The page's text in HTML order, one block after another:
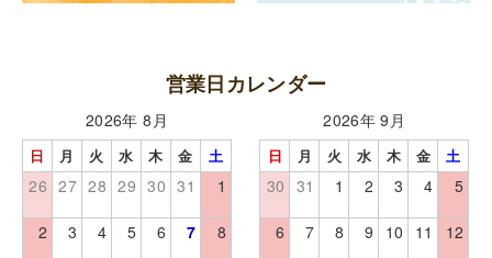
営業日カレンダー
2026年 8月
日 月 火 水 木 金 土
26 27 28 29 30 31 1
2 3 4 5 6 7 8
2026年 9月
日 月 火 水 木 金 土
30 31 1 2 3 4 5
6 7 8 9 10 11 12